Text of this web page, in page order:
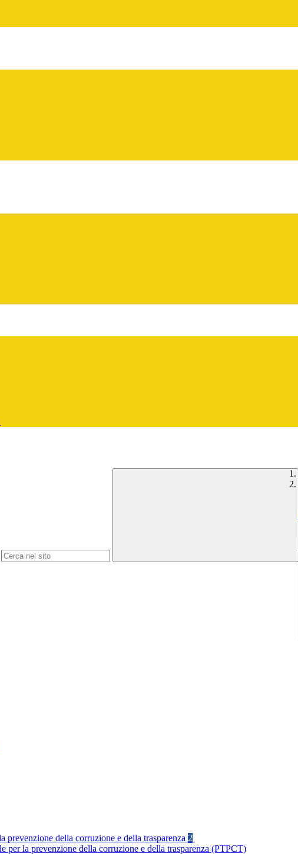
prevenzione della corruzione e della trasparenza 2
per la prevenzione della corruzione e della trasparenza (PTPCT)